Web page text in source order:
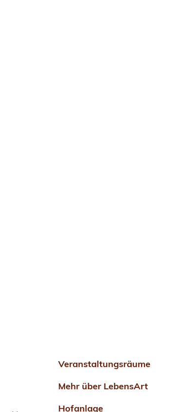
Veranstaltungsräume
Mehr über LebensArt
Hofanlage